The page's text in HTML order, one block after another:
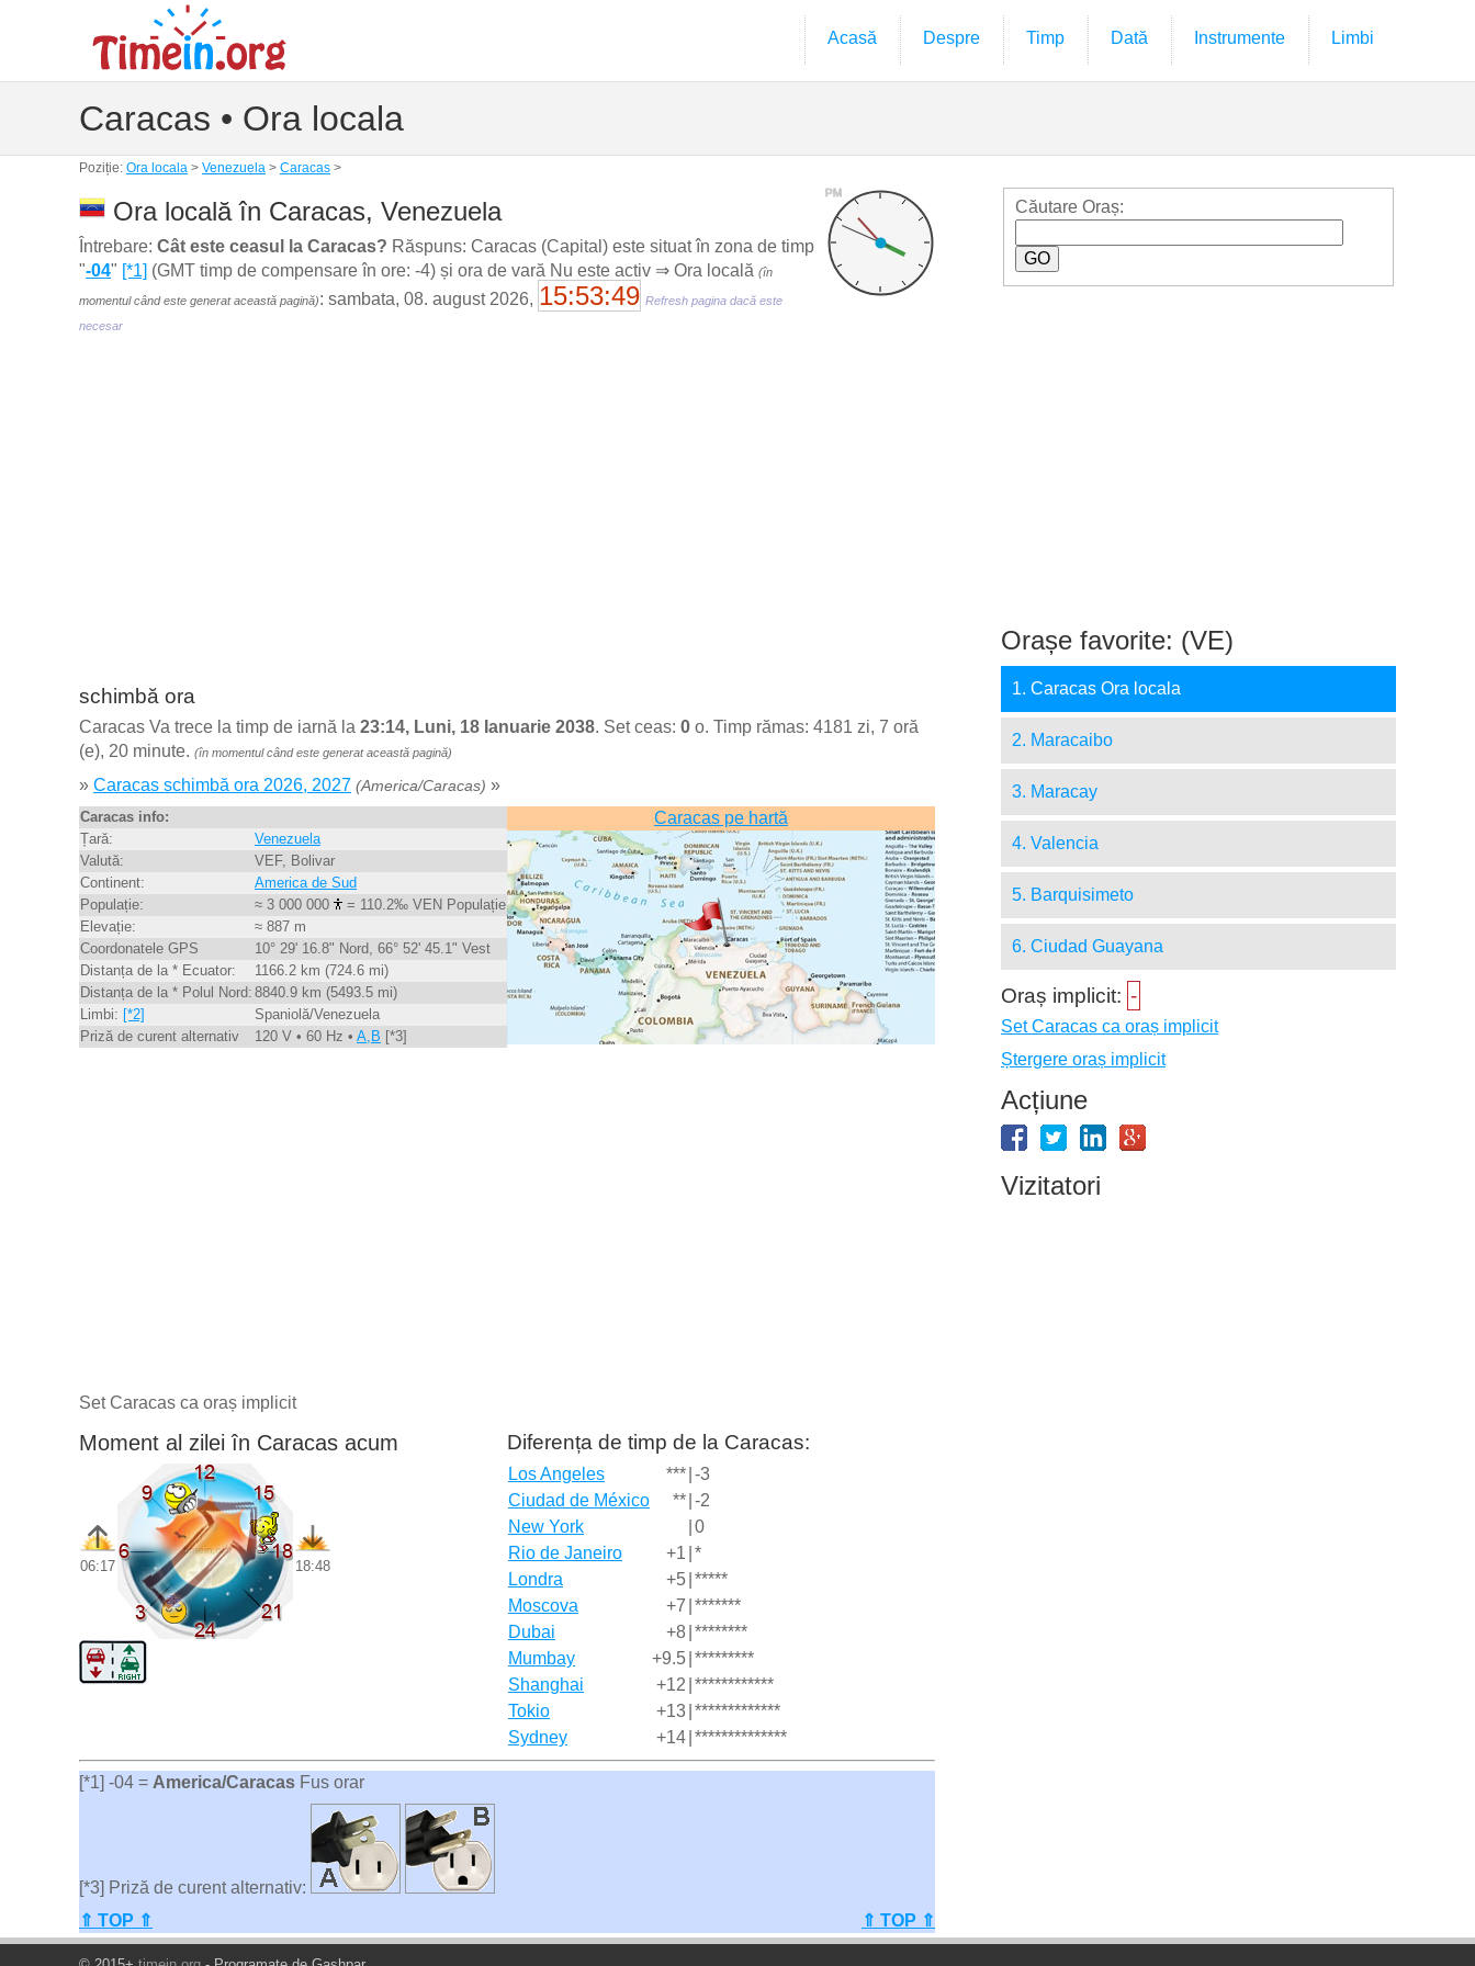
Acasă Despre Timp Dată Instrumente Limbi
Caracas • Ora locala
Poziție: Ora locala > Venezuela > Caracas >
PM
Ora locală în Caracas, Venezuela
Întrebare: Cât este ceasul la Caracas? Răspuns: Caracas (Capital) este situat în zona de timp
"-04" [*1] (GMT timp de compensare în ore: -4) și ora de vară Nu este activ ⇒ Ora locală (în
momentul când este generat această pagină): sambata, 08. august 2026, 15:53:50 Refresh pagina dacă este
necesar
schimbă ora
Caracas Va trece la timp de iarnă la 23:14, Luni, 18 Ianuarie 2038. Set ceas: 0 o. Timp rămas: 4181 zi, 7 oră
(e), 20 minute. (în momentul când este generat această pagină)
» Caracas schimbă ora 2026, 2027 (America/Caracas) »
Caracas info:
Țară:
Venezuela
Valută:
VEF, Bolivar
Continent:
America de Sud
Populație:
≈ 3 000 000
= 110.2‰ VEN Populație
Elevație:
≈ 887 m
Coordonatele GPS
10° 29' 16.8" Nord, 66° 52' 45.1" Vest
Distanța de la * Ecuator:
1166.2 km (724.6 mi)
Distanța de la * Polul Nord: 8840.9 km (5493.5 mi)
Limbi: [*2]
Spaniolă/Venezuela
Priză de curent alternativ
120 V • 60 Hz • A,B [*3]
Caracas pe hartă
Set Caracas ca oraș implicit
Moment al zilei în Caracas acum
06:17 18:48
Diferența de timp de la Caracas:
Los Angeles *** -3
Ciudad de México
** -2
New York
0
Rio de Janeiro
+1 *
Londra
+5 *****
Moscova
+7 *******
Dubai
+8 ********
Mumbay
+9.5 *********
Shanghai
+12 ************
Tokio
+13 *************
Sydney
+14 **************
[*1] -04 = America/Caracas Fus orar
[*3] Priză de curent alternativ:
⇑ TOP ⇑
⇑ TOP ⇑
Căutare Oraș:
Orașe favorite: (VE)
1. Caracas Ora locala
2. Maracaibo
3. Maracay
4. Valencia
5. Barquisimeto
6. Ciudad Guayana
Oraș implicit: -
Set Caracas ca oraș implicit
Ștergere oraș implicit
Acțiune
Vizitatori